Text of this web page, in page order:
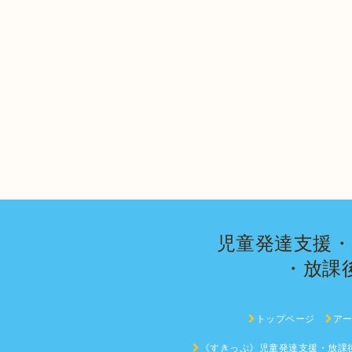
児童発達支援
・放
トップページ ア
《すきっぷ》児童発達支援・放